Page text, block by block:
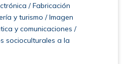
/ Fabricación
y turismo / Imagen
y comunicaciones /
socioculturales a la